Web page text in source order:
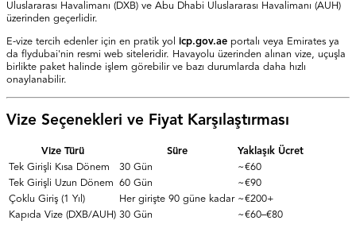
Uluslararası Havalimanı (DXB) ve Abu Dhabi Uluslararası Havalimanı (AUH)
üzerinden geçerlidir.
E-vize tercih edenler için en pratik yol icp.gov.ae portalı veya Emirates ya
da flydubai'nin resmi web siteleridir. Havayolu üzerinden alınan vize, uçuşla
birlikte paket halinde işlem görebilir ve bazı durumlarda daha hızlı
onaylanabilir.
Vize Seçenekleri ve Fiyat Karşılaştırması
Vize Türü Süre
Yaklaşık Ücret
Tek Girişli Kısa Dönem
30 Gün
~€60
Tek Girişli Uzun Dönem
60 Gün
~€90
Çoklu Giriş (1 Yıl)
Her girişte 90 güne kadar ~€200+
Kapıda Vize (DXB/AUH) 30 Gün ~€60–€80